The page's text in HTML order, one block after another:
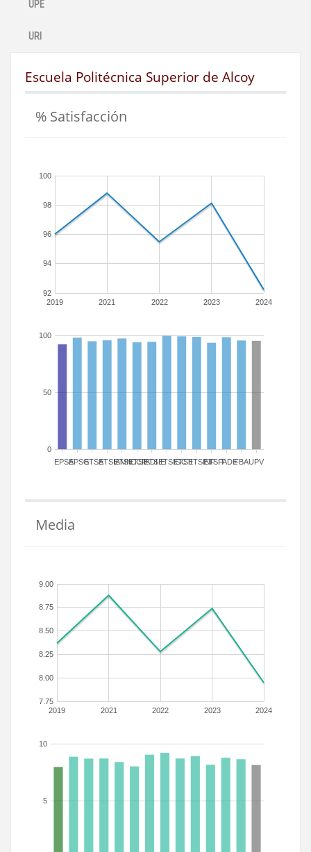
UPE
URI
Escuela Politécnica Superior de Alcoy
% Satisfacción
2019 2021 2022 2023 2024
92
94
96
98
100
EPSAEPSGETSAETSIAMN
ETSICCP
ETSIADI
ETSIEETSIGCT
ETSIIETSINFETSITFADEFBAUPV
0
50
100
Media
2019 2021 2022 2023 2024
7.75
8.00
8.25
8.50
8.75
9.00
5
10